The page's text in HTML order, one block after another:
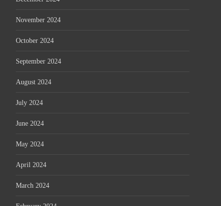
November 2024
October 2024
September 2024
August 2024
July 2024
June 2024
May 2024
April 2024
March 2024